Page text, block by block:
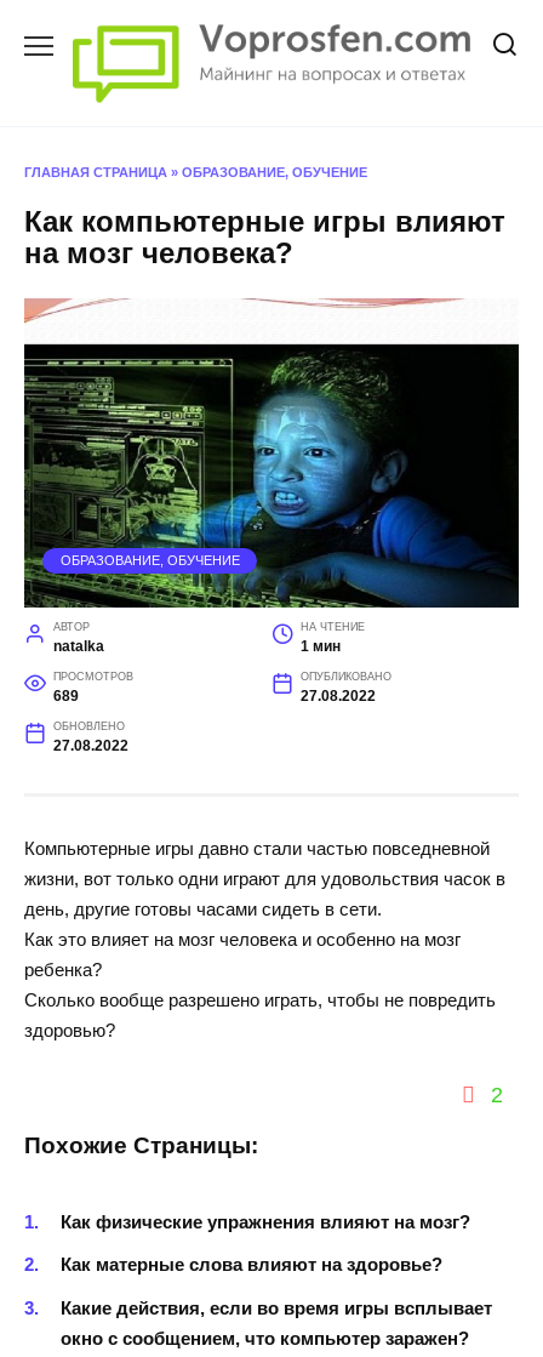
ГЛАВНАЯ СТРАНИЦА » ОБРАЗОВАНИЕ, ОБУЧЕНИЕ
Как компьютерные игры влияют
на мозг человека?
ОБРАЗОВАНИЕ, ОБУЧЕНИЕ
АВТОР
natalka
НА ЧТЕНИЕ
1 мин
ПРОСМОТРОВ
689
ОПУБЛИКОВАНО
27.08.2022
ОБНОВЛЕНО
27.08.2022
Компьютерные игры давно стали частью повседневной
жизни, вот только одни играют для удовольствия часок в
день, другие готовы часами сидеть в сети.
Как это влияет на мозг человека и особенно на мозг
ребенка?
Сколько вообще разрешено играть, чтобы не повредить
здоровью?
2
Похожие Страницы:
Как физические упражнения влияют на мозг?
Как матерные слова влияют на здоровье?
Какие действия, если во время игры всплывает
окно с сообщением, что компьютер заражен?